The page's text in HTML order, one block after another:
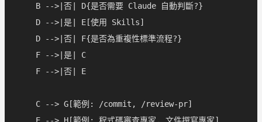
    B -->|否| D{是否需要 Claude 自動判斷?}
    D -->|是| E[使用 Skills]
    D -->|否| F{是否為重複性標準流程?}
    F -->|是| C
    F -->|否| E
    C --> G[範例: /commit, /review-pr]
    E --> H[範例: 程式碼審查專家, 文件撰寫專家]